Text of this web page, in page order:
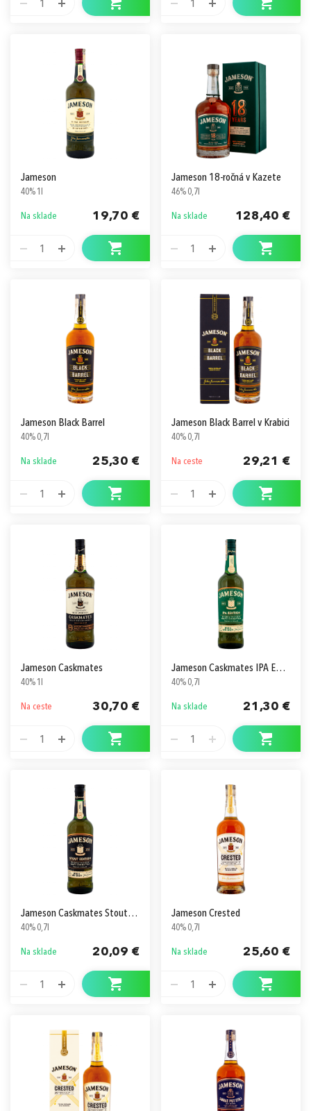
1 1
Jameson
40% 1l
Na sklade 19,70 €
1
Jameson 18-ročná v Kazete
46% 0,7l
Na sklade 128,40 €
1
Jameson Black Barrel
40% 0,7l
Na sklade 25,30 €
1
Jameson Black Barrel v Krabici
40% 0,7l
Na ceste 29,21 €
1
Jameson Caskmates
40% 1l
Na ceste 30,70 €
1
Jameson Caskmates IPA Edition
40% 0,7l
Na sklade 21,30 €
1
Jameson Caskmates Stout Edition
40% 0,7l
Na sklade 20,09 €
1
Jameson Crested
40% 0,7l
Na sklade 25,60 €
1